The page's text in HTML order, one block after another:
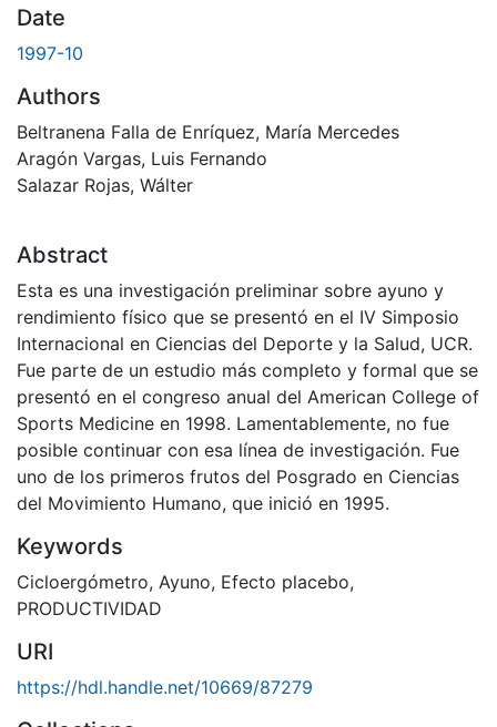
Date
1997-10
Authors
Beltranena Falla de Enríquez, María Mercedes
Aragón Vargas, Luis Fernando
Salazar Rojas, Wálter
Abstract
Esta es una investigación preliminar sobre ayuno y
rendimiento físico que se presentó en el IV Simposio
Internacional en Ciencias del Deporte y la Salud, UCR.
Fue parte de un estudio más completo y formal que se
presentó en el congreso anual del American College of
Sports Medicine en 1998. Lamentablemente, no fue
posible continuar con esa línea de investigación. Fue
uno de los primeros frutos del Posgrado en Ciencias
del Movimiento Humano, que inició en 1995.
Keywords
Cicloergómetro, Ayuno, Efecto placebo,
PRODUCTIVIDAD
URI
https://hdl.handle.net/10669/87279